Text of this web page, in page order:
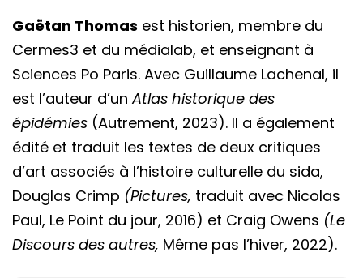
Gaëtan Thomas est historien, membre du
Cermes3 et du médialab, et enseignant à
Sciences Po Paris. Avec Guillaume Lachenal, il
est l’auteur d’unAtlas historique des
épidémies (Autrement, 2023). Il a également
édité et traduit les textes de deux critiques
d’art associés à l’histoire culturelle du sida,
Douglas Crimp (Pictures, traduit avec Nicolas
Paul, Le Point du jour, 2016) et Craig Owens (Le
Discours des autres, Même pas l’hiver, 2022).